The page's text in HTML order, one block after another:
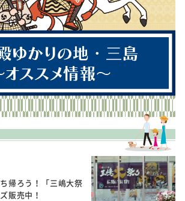
帰ろう！「三嶋大祭
販売中！